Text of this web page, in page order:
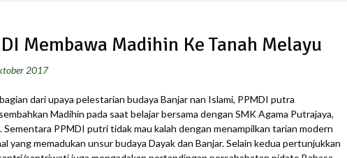
Membawa Madihin Ke Tanah Melayu
2017
dari upaya pelestarian budaya Banjar nan Islami, PPMDI putra
Madihin pada saat belajar bersama dengan SMK Agama Putrajaya,
Sementara PPMDI putri tidak mau kalah dengan menampilkan tarian modern
yang memadukan unsur budaya Dayak dan Banjar. Selain kedua pertunjukkan